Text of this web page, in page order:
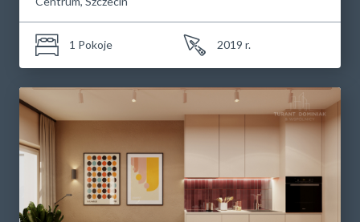
1 Pokoje 2019 r.